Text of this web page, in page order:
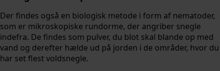
Der findes også en biologisk metode i form af nematoder,
som er mikroskopiske rundorme, der angriber snegle
indefra. De findes som pulver, du blot skal blande op med
vand og derefter hælde ud på jorden i de områder, hvor du
har set flest voldsnegle.